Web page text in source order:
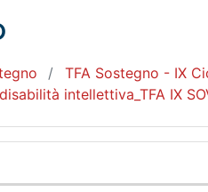
TFA Sostegno - IX
intellettiva_TFA IX